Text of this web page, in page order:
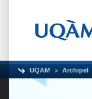
UQAM Archipel